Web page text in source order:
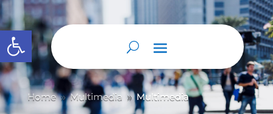
Abrir barra de herramientas
Home 9 Multimedia 9 Multimedia